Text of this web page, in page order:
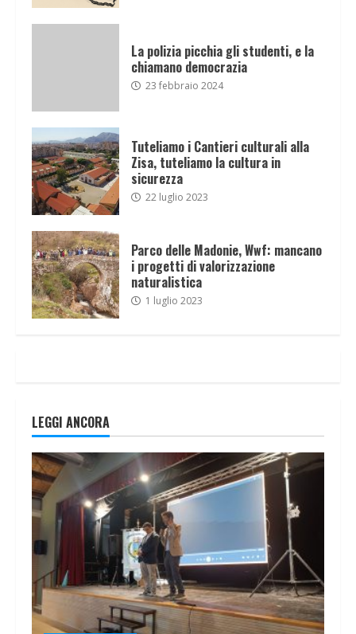
La polizia picchia gli studenti, e la
chiamano democrazia
23 febbraio 2024
Tuteliamo i Cantieri culturali alla
Zisa, tuteliamo la cultura in
sicurezza
22 luglio 2023
Parco delle Madonie, Wwf: mancano
i progetti di valorizzazione
naturalistica
1 luglio 2023
LEGGI ANCORA